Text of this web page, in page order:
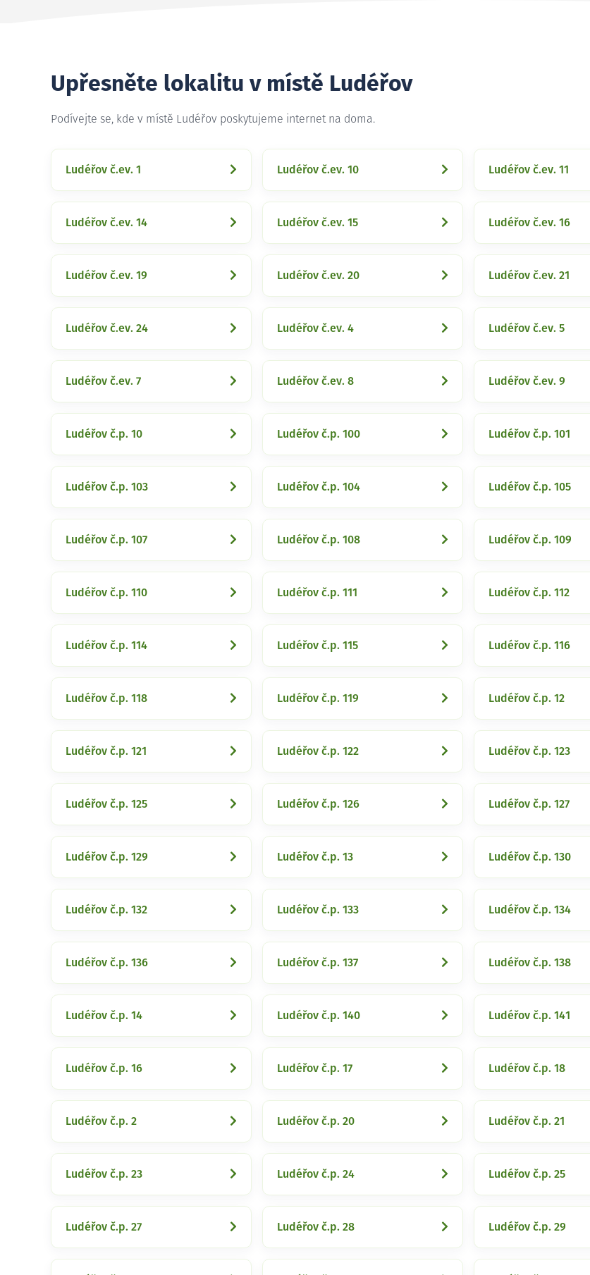
Upřesněte lokalitu v místě Ludéřov
Podívejte se, kde v místě Ludéřov poskytujeme internet na doma.
Ludéřov č.ev. 1 Ludéřov č.ev. 10 Ludéřov č.ev. 11
Ludéřov č.ev. 14 Ludéřov č.ev. 15 Ludéřov č.ev. 16
Ludéřov č.ev. 19 Ludéřov č.ev. 20 Ludéřov č.ev. 21
Ludéřov č.ev. 24 Ludéřov č.ev. 4 Ludéřov č.ev. 5
Ludéřov č.ev. 7 Ludéřov č.ev. 8 Ludéřov č.ev. 9
Ludéřov č.p. 10 Ludéřov č.p. 100 Ludéřov č.p. 101
Ludéřov č.p. 103 Ludéřov č.p. 104 Ludéřov č.p. 105
Ludéřov č.p. 107 Ludéřov č.p. 108 Ludéřov č.p. 109
Ludéřov č.p. 110 Ludéřov č.p. 111 Ludéřov č.p. 112
Ludéřov č.p. 114 Ludéřov č.p. 115 Ludéřov č.p. 116
Ludéřov č.p. 118 Ludéřov č.p. 119 Ludéřov č.p. 12
Ludéřov č.p. 121 Ludéřov č.p. 122 Ludéřov č.p. 123
Ludéřov č.p. 125 Ludéřov č.p. 126 Ludéřov č.p. 127
Ludéřov č.p. 129 Ludéřov č.p. 13 Ludéřov č.p. 130
Ludéřov č.p. 132 Ludéřov č.p. 133 Ludéřov č.p. 134
Ludéřov č.p. 136 Ludéřov č.p. 137 Ludéřov č.p. 138
Ludéřov č.p. 14 Ludéřov č.p. 140 Ludéřov č.p. 141
Ludéřov č.p. 16 Ludéřov č.p. 17 Ludéřov č.p. 18
Ludéřov č.p. 2 Ludéřov č.p. 20 Ludéřov č.p. 21
Ludéřov č.p. 23 Ludéřov č.p. 24 Ludéřov č.p. 25
Ludéřov č.p. 27 Ludéřov č.p. 28 Ludéřov č.p. 29